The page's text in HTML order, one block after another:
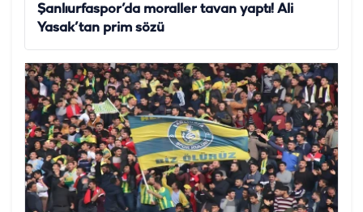
Şanlıurfaspor’da moraller tavan yaptı! Ali
Yasak’tan prim sözü